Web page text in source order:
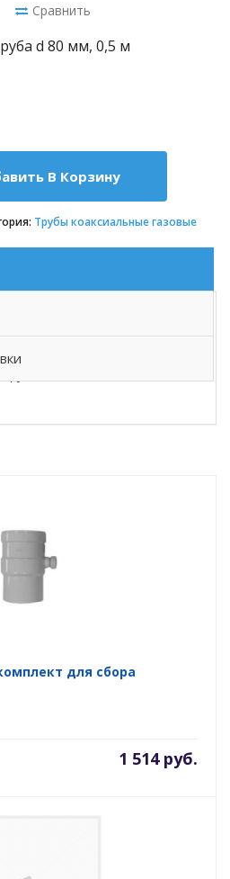
Сравнить
d 80 мм, 0,5 м
В Корзину
Трубы коаксиальные газовые
для сбора
1 514 руб.